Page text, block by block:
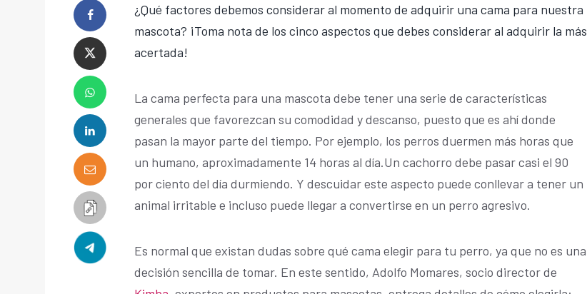
¿Qué factores debemos considerar al momento de adquirir una cama para nuestra
mascota? ¡Toma nota de los cinco aspectos que debes considerar al adquirir la más
acertada!
La cama perfecta para una mascota debe tener una serie de características
generales que favorezcan su comodidad y descanso, puesto que es ahí donde
pasan la mayor parte del tiempo. Por ejemplo, los perros duermen más horas que
un humano, aproximadamente 14 horas al día.Un cachorro debe pasar casi el 90
por ciento del día durmiendo. Y descuidar este aspecto puede conllevar a tener un
animal irritable e incluso puede llegar a convertirse en un perro agresivo.
Es normal que existan dudas sobre qué cama elegir para tu perro, ya que no es una
decisión sencilla de tomar. En este sentido, Adolfo Momares, socio director de